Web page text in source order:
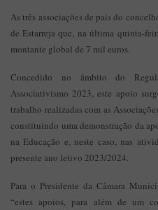
As três associações de pais do
de Estarreja que, na última quinta-
montante global de 7 mil euros.
Concedido no âmbito do
Associativismo 2023, este apoio
trabalho realizadas com as
constituindo uma demonstração da
na Educação e, neste caso, nas
presente ano letivo 2023/2024.
Para o Presidente da Câmara
“estes apoios, para além de um